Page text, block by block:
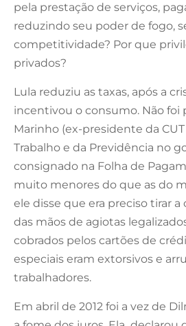
pela prestação de serviços,
reduzindo seu poder de fogo,
competitividade? Por que
privados?
Lula reduziu as taxas, após a
incentivou o consumo. Não foi
Marinho (ex-presidente da
Trabalho e da Previdência no
consignado na Folha de
muito menores do que as do
ele disse que era preciso tirar a
das mãos de agiotas
cobrados pelos cartões de
especiais eram extorsivos e
trabalhadores.
Em abril de 2012 foi a vez de